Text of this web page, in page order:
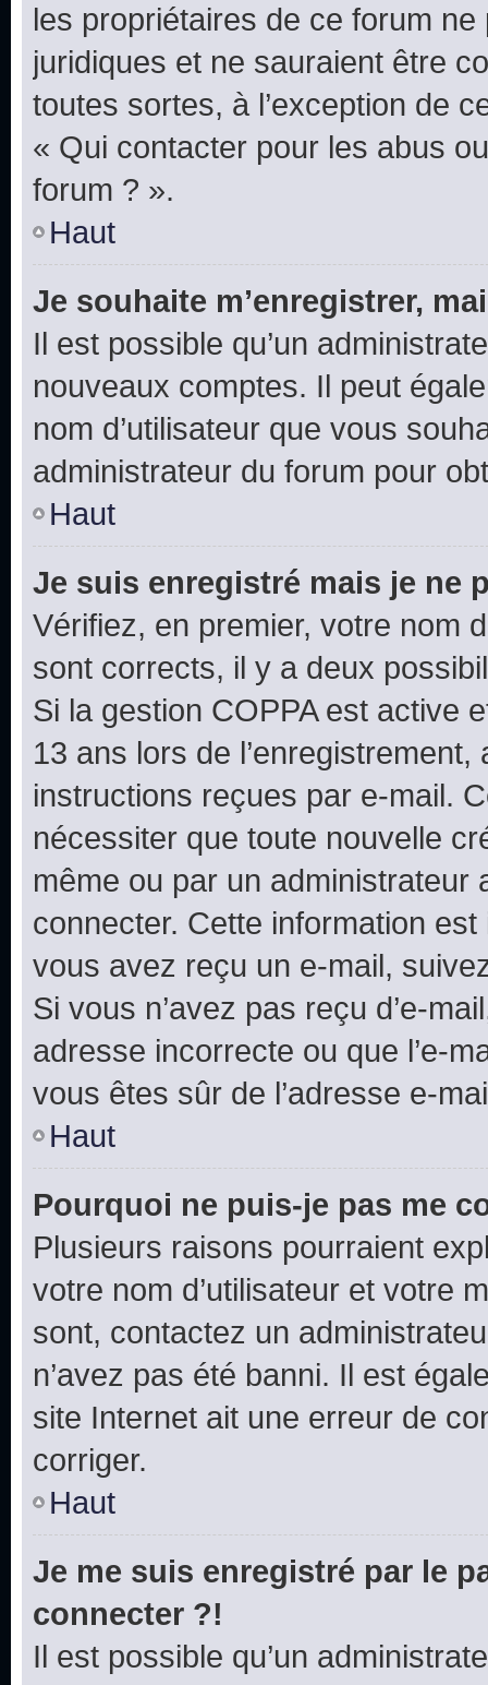
les propriétaires de ce forum
juridiques et ne sauraient être
toutes sortes, à l’exception de
« Qui contacter pour les abus
forum ? ».
Haut
Je souhaite m’enregistrer,
Il est possible qu’un
nouveaux comptes. Il peut
nom d’utilisateur que vous
administrateur du forum pour
Haut
Je suis enregistré mais je ne
Vérifiez, en premier, votre nom
sont corrects, il y a deux
Si la gestion COPPA est active
13 ans lors de
instructions reçues par e-mail.
nécessiter que toute nouvelle
même ou par un
connecter. Cette information
vous avez reçu un e-mail,
Si vous n’avez pas reçu d’e-
adresse incorrecte ou que l’e-
vous êtes sûr de l’adresse e-
Haut
Pourquoi ne puis-je pas me
Plusieurs raisons pourraient
votre nom d’utilisateur et votre
sont, contactez un
n’avez pas été banni. Il est
site Internet ait une erreur de
corriger.
Haut
Je me suis enregistré par le
connecter ?!
Il est possible qu’un